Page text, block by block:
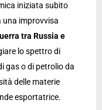
iniziata subito
una improvvisa
tra Russia e
lo spettro di
gas o di petrolio da
delle materie
esportatrice.